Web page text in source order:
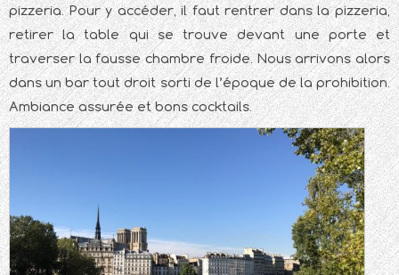
pizzeria. Pour y accéder, il faut rentrer dans la pizzeria,
retirer la table qui se trouve devant une porte et
traverser la fausse chambre froide. Nous arrivons alors
dans un bar tout droit sorti de l’époque de la prohibition.
Ambiance assurée et bons cocktails.